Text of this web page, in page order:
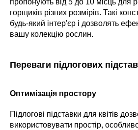
пропонують від 5 до 10 місць для
горщиків різних розмірів. Такі
будь-який інтер'єр і дозволять
вашу колекцію рослин.
Переваги підлогових
Оптимізація простору
Підлогові підставки для квітів
використовувати простір,